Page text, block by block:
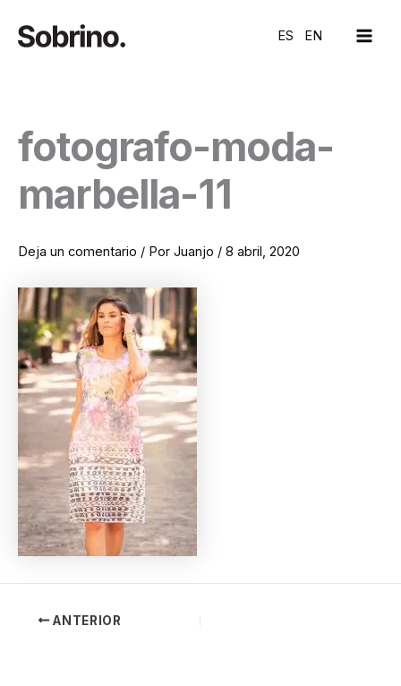
contenido
ES EN
fotografo-moda-
marbella-11
Deja un comentario / Por Juanjo / 8 abril, 2020
ANTERIOR